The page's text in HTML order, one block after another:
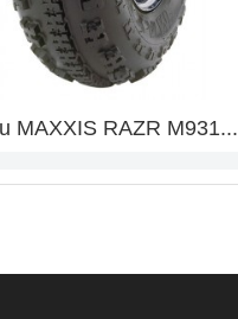
MAXXIS RAZR M931...